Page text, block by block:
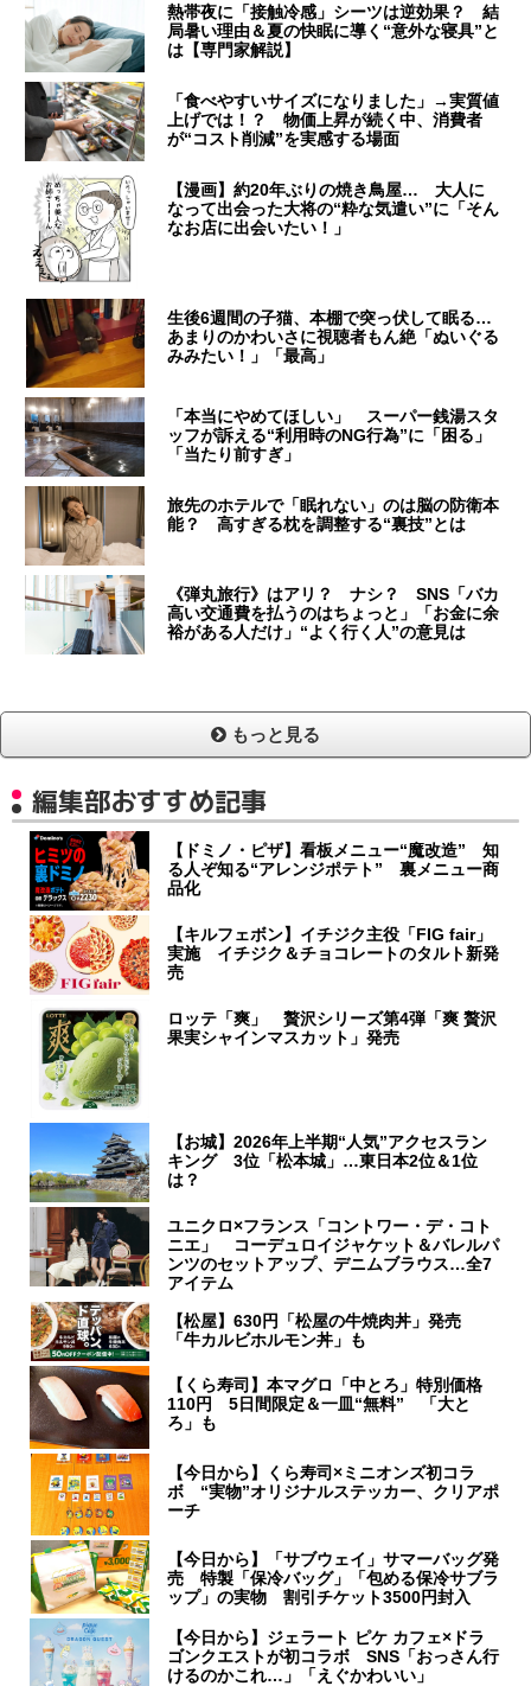
熱帯夜に「接触冷感」シーツは逆効果？ 結
局暑い理由＆夏の快眠に導く“意外な寝具”と
は【専門家解説】
「食べやすいサイズになりました」→実質値
上げでは！？ 物価上昇が続く中、消費者
が“コスト削減”を実感する場面
【漫画】約20年ぶりの焼き鳥屋… 大人に
なって出会った大将の“粋な気遣い”に「そん
なお店に出会いたい！」
生後6週間の子猫、本棚で突っ伏して眠る…
あまりのかわいさに視聴者もん絶「ぬいぐる
みみたい！」「最高」
「本当にやめてほしい」 スーパー銭湯スタ
ッフが訴える“利用時のNG行為”に「困る」
「当たり前すぎ」
旅先のホテルで「眠れない」のは脳の防衛本
能？ 高すぎる枕を調整する“裏技”とは
《弾丸旅行》はアリ？ ナシ？ SNS「バカ
高い交通費を払うのはちょっと」「お金に余
裕がある人だけ」“よく行く人”の意見は
もっと見る
編集部おすすめ記事
【ドミノ・ピザ】看板メニュー“魔改造” 知
る人ぞ知る“アレンジポテト” 裏メニュー商
品化
【キルフェボン】イチジク主役「FIG fair」
実施 イチジク＆チョコレートのタルト新発
売
ロッテ「爽」 贅沢シリーズ第4弾「爽 贅沢
果実シャインマスカット」発売
【お城】2026年上半期“人気”アクセスラン
キング 3位「松本城」…東日本2位＆1位
は？
ユニクロ×フランス「コントワー・デ・コト
ニエ」 コーデュロイジャケット＆バレルパ
ンツのセットアップ、デニムブラウス…全7
アイテム
【松屋】630円「松屋の牛焼肉丼」発売
「牛カルビホルモン丼」も
【くら寿司】本マグロ「中とろ」特別価格
110円 5日間限定＆一皿“無料” 「大と
ろ」も
【今日から】くら寿司×ミニオンズ初コラ
ボ “実物”オリジナルステッカー、クリアポ
ーチ
【今日から】「サブウェイ」サマーバッグ発
売 特製「保冷バッグ」「包める保冷サブラ
ップ」の実物 割引チケット3500円封入
【今日から】ジェラート ピケ カフェ×ドラ
ゴンクエストが初コラボ SNS「おっさん行
けるのかこれ…」「えぐかわいい」